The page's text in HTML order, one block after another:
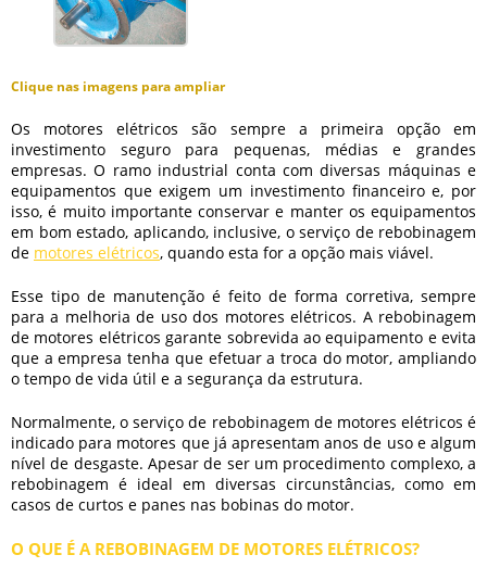
Clique nas imagens para ampliar
Os motores elétricos são sempre a primeira opção em
investimento seguro para pequenas, médias e grandes
empresas. O ramo industrial conta com diversas máquinas e
equipamentos que exigem um investimento financeiro e, por
isso, é muito importante conservar e manter os equipamentos
em bom estado, aplicando, inclusive, o serviço de rebobinagem
de motores elétricos, quando esta for a opção mais viável.
Esse tipo de manutenção é feito de forma corretiva, sempre
para a melhoria de uso dos motores elétricos. A rebobinagem
de motores elétricos garante sobrevida ao equipamento e evita
que a empresa tenha que efetuar a troca do motor, ampliando
o tempo de vida útil e a segurança da estrutura.
Normalmente, o serviço de rebobinagem de motores elétricos é
indicado para motores que já apresentam anos de uso e algum
nível de desgaste. Apesar de ser um procedimento complexo, a
rebobinagem é ideal em diversas circunstâncias, como em
casos de curtos e panes nas bobinas do motor.
O QUE É A REBOBINAGEM DE MOTORES ELÉTRICOS?